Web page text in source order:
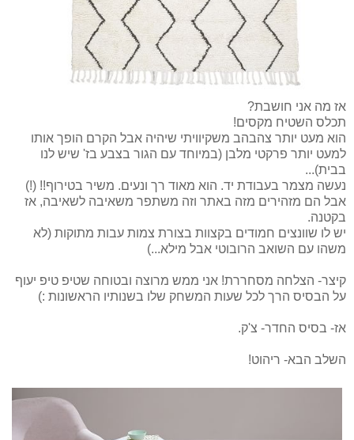
אז מה אני חושבת?
תכלס השטיח מקסים!
הוא מעט יותר צהבהב משקיוויתי שיהיה אבל הקרם הופך אותו
למעט יותר פרקטי מלבן (במיוחד עם הגור בצבע בז' שיש לנו
בבית)...
נעשה מצמר בעבודת יד. הוא מאוד רך ונעים. משיר בטירוף!! (!)
אבל הם מזהירים מזה באתר וזה משתפר משאיבה לשאיבה, אז
בקטנה.
יש לו שוונצים חמודים בקצוות בצורת צמות עבות מתוקות (לא
משהו עם השואב הרובוטי אבל מילא...)
קיצר- הצלחה מסחררת! אני ממש מרוצה ובטוחה שטיפ טיפ יעוף
על הבסיס הרך לכל שעות המשחק שלו בשנותיו הראשונות :)
אז- בסיס החדר- צ'ק.
השלב הבא- ריהוט!